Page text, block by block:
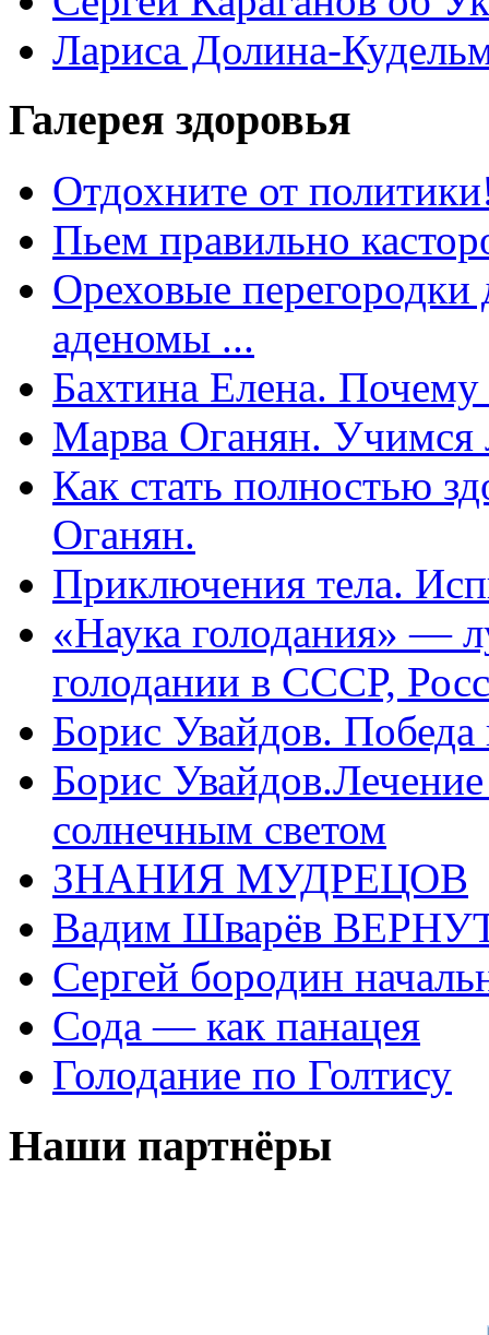
Лариса Долина-
Галерея здоровья
Отдохните от
Пьем правильно
Ореховые перегородки
аденомы ...
Бахтина Елена.
Марва Оганян. Учимся
Как стать полностью
Оганян.
Приключения тела.
«Наука голодания» —
голодании в СССР,
Борис Увайдов.
Борис
солнечным светом
ЗНАНИЯ МУДРЕЦОВ
Вадим Шварёв
Сергей бородин
Сода — как панацея
Голодание по Голтису
Наши партнёры